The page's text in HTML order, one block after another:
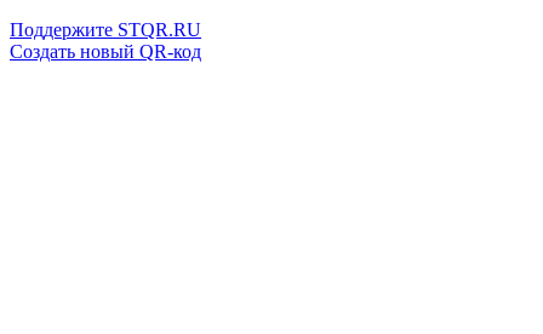
Поддержите STQR.RU
Создать новый QR-код